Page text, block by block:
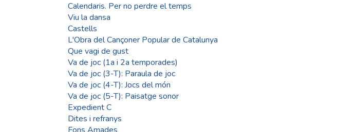
Calendaris. Per no perdre el temps
Viu la dansa
Castells
L'Obra del Cançoner Popular de Catalunya
Que vagi de gust
Va de joc (1a i 2a temporades)
Va de joc (3-T): Paraula de joc
Va de joc (4-T): Jocs del món
Va de joc (5-T): Paisatge sonor
Expedient C
Dites i refranys